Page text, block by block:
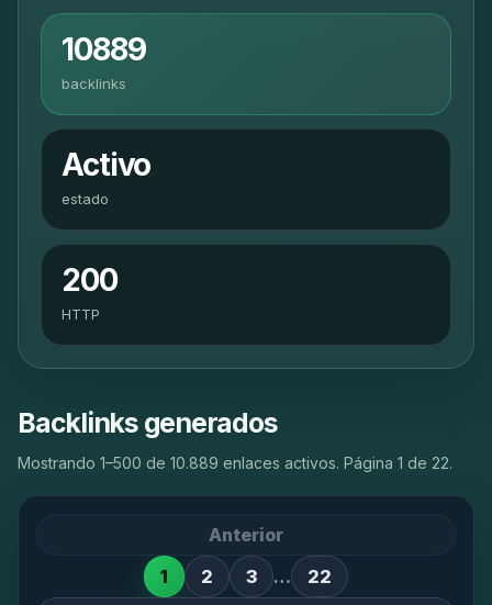
10889
backlinks
Activo
estado
200
HTTP
Backlinks generados
Mostrando 1–500 de 10.889 enlaces activos. Página 1 de 22.
Anterior
1
2 3 …
22